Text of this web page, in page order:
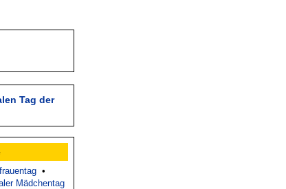
Tag der
•
Mädchentag